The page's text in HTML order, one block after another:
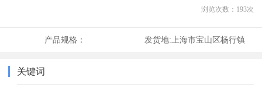
浏览次数： 193次
产品规格： 发货地: 上海市宝山区杨行镇
关键词